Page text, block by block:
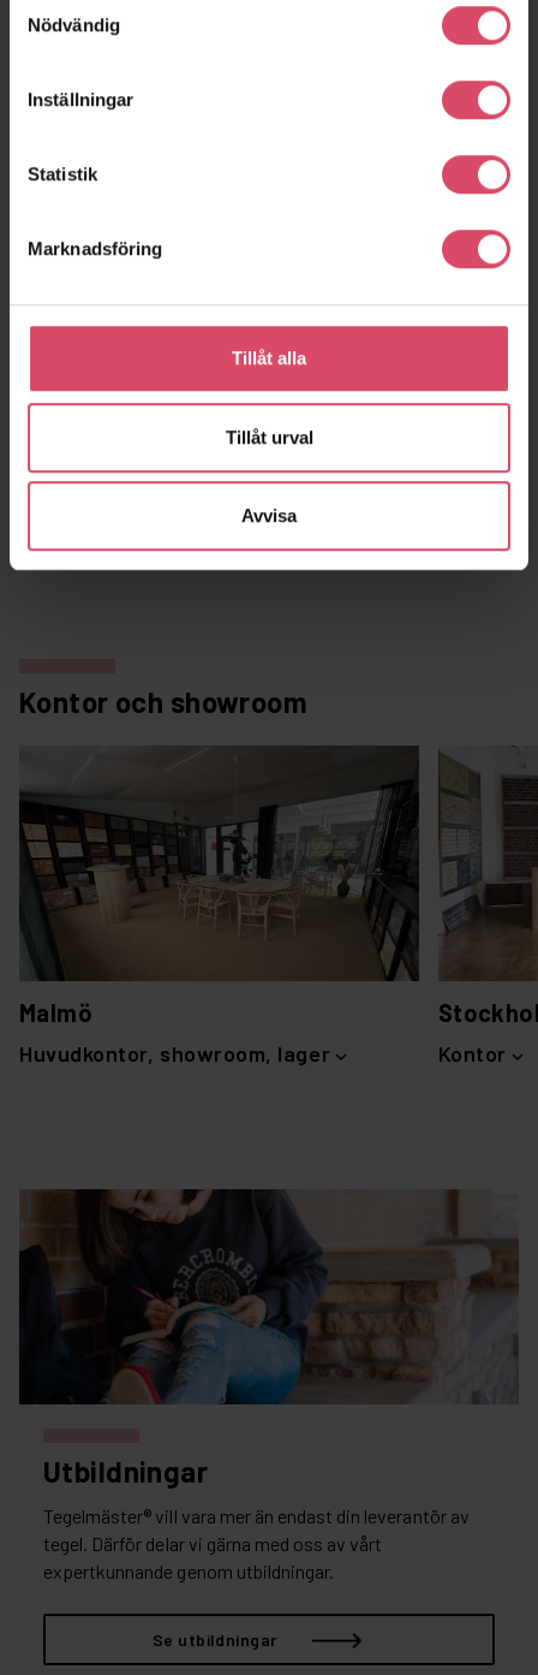
Nödvändig
Inställningar
Statistik
Marknadsföring
Tillåt alla
Tillåt urval
Avvisa
Katrineholm
2
Privat villa, Vestre
Strandallé
Kontor och showroom
Malmö
Huvudkontor, showroom, lager Kontor
Utbildningar
Tegelmäster® vill vara mer än endast din leverantör av
tegel. Därför delar vi gärna med oss av vårt
expertkunnande genom utbildningar.
Se utbildningar